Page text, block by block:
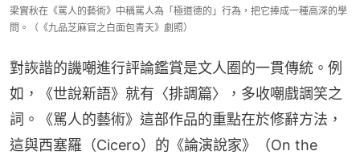
梁實秋在《駡人的藝術》中稱駡人為「極道德的」行為，把它捧成一種高深的學
問。（《九品芝麻官之白面包青天》劇照）
對詼諧的譏嘲進行評論鑑賞是文人圈的一貫傳統。例
如，《世說新語》就有〈排調篇〉，多收嘲戲調笑之
詞。《駡人的藝術》這部作品的重點在於修辭方法，
這與西塞羅（Cicero）的《論演說家》（On the